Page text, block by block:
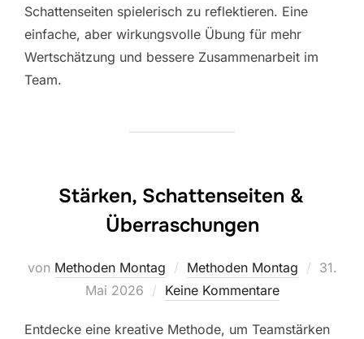
Schattenseiten spielerisch zu reflektieren. Eine
einfache, aber wirkungsvolle Übung für mehr
Wertschätzung und bessere Zusammenarbeit im
Team.
Stärken, Schattenseiten &
Überraschungen
von Methoden Montag Methoden Montag
31.
Mai 2026
Keine Kommentare
Entdecke eine kreative Methode, um Teamstärken